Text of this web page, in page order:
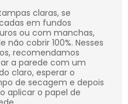
claras, se
em fundos
ou com manchas,
não cobrir 100%. Nesses
recomendamos
a parede com um
claro, esperar o
de secagem e depois
aplicar o papel de